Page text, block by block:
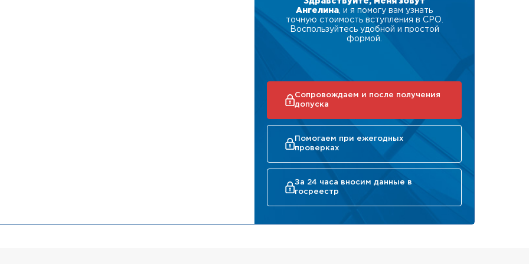
Ангелина , и я помогу вам узнать
точную стоимость вступления в СРО.
Воспользуйтесь удобной и простой
формой.
Сопровождаем и после получения
допуска
Помогаем при ежегодных
проверках
За 24 часа вносим данные в
госреестр